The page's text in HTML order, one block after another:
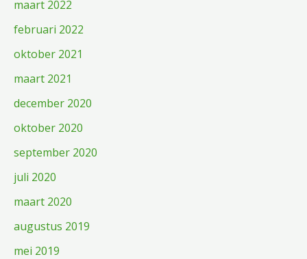
maart 2022
februari 2022
oktober 2021
maart 2021
december 2020
oktober 2020
september 2020
juli 2020
maart 2020
augustus 2019
mei 2019